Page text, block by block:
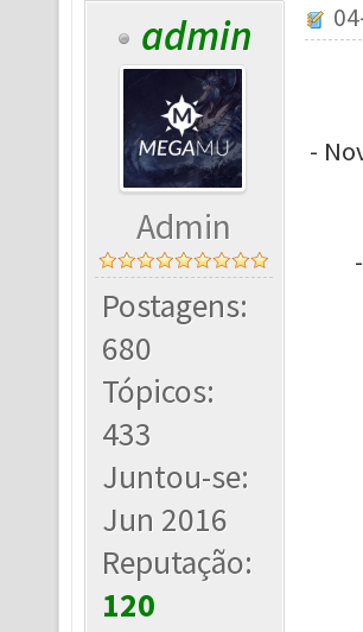
admin
Admin
Postagens:
680
Tópicos:
433
Juntou-se:
Jun 2016
Reputação:
120
-